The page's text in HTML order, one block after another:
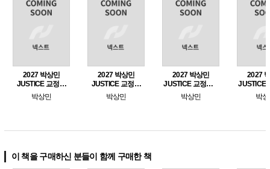
2027 박상민
JUSTICE 교정학
단원별 핵심 1000
제 [교정학편]
박상민
2027 박상민
JUSTICE 교정학
단원별 핵심 1000
제 [형사정책편]
박상민
2027 박상민
JUSTICE 교정학 1
- 교정학편
박상민
2027
JUSTICE
- 형사
박
이 책을 구매하신 분들이 함께 구매한 책